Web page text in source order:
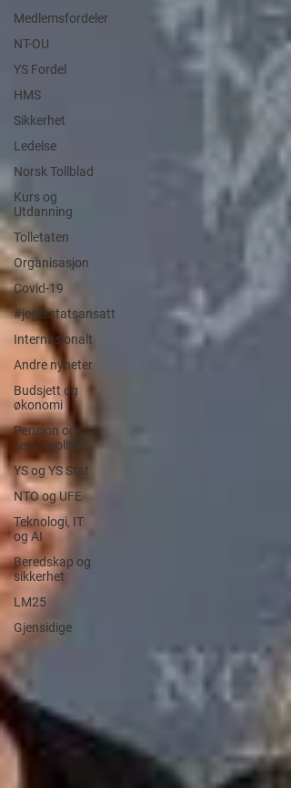
Medlemsfordeler
NT-OU
YS Fordel
HMS
Sikkerhet
Ledelse
Norsk Tollblad
Kurs og
Utdanning
Tolletaten
Organisasjon
Covid-19
#jegerstatsansatt
Internasjonalt
Andre nyheter
Budsjett og
økonomi
Pensjon og
seniorpolitikk
YS og YS Stat
NTO og UFE
Teknologi, IT
og AI
Beredskap og
sikkerhet
LM25
Gjensidige